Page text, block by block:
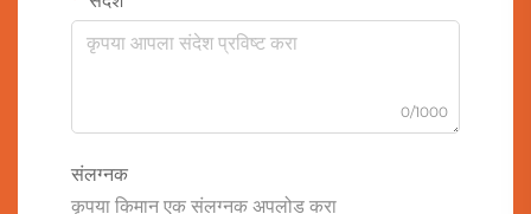
0/1000
संलग्नक
कृपया किमान एक संलग्नक अपलोड करा